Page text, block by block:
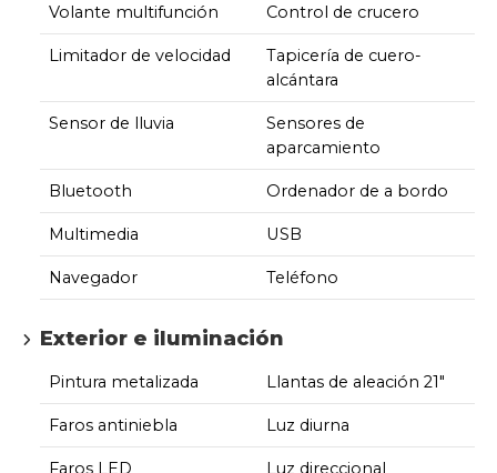
Volante multifunción Control de crucero
Limitador de velocidad
Tapicería de cuero-
alcántara
Sensor de lluvia
Sensores de
aparcamiento
Bluetooth Ordenador de a bordo
Multimedia USB
Navegador Teléfono
Exterior e iluminación
Pintura metalizada Llantas de aleación 21"
Faros antiniebla Luz diurna
Faros LED Luz direccional